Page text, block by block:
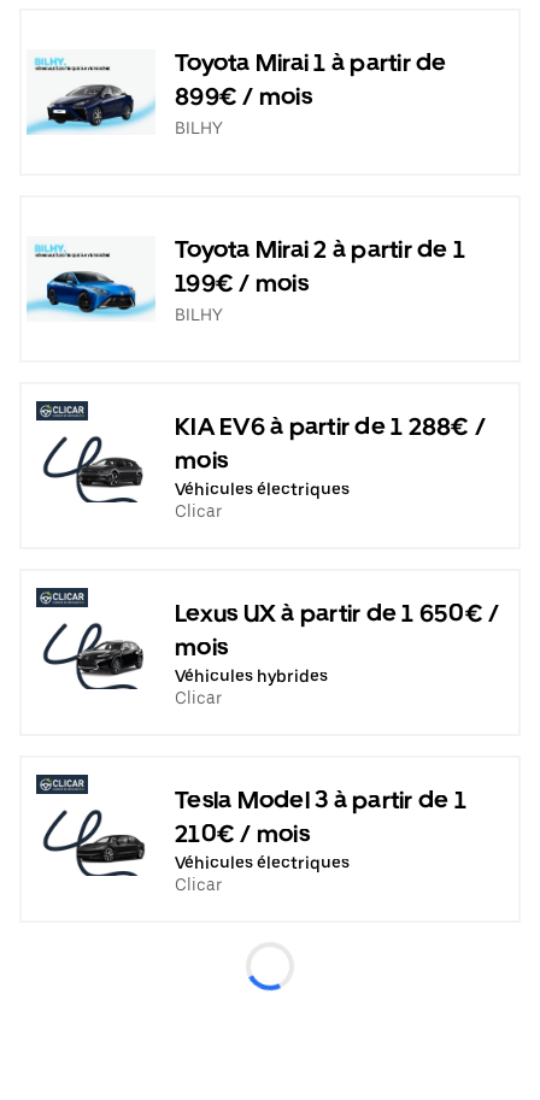
Toyota Mirai 1 à partir de
899€ / mois
BILHY
Toyota Mirai 2 à partir de 1
199€ / mois
BILHY
KIA EV6 à partir de 1 288€ /
mois
Véhicules électriques
Clicar
Lexus UX à partir de 1 650€ /
mois
Véhicules hybrides
Clicar
Tesla Model 3 à partir de 1
210€ / mois
Véhicules électriques
Clicar